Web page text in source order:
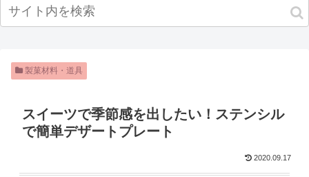
製菓材料・道具
スイーツで季節感を出したい！ステンシル
で簡単デザートプレート
2020.09.17